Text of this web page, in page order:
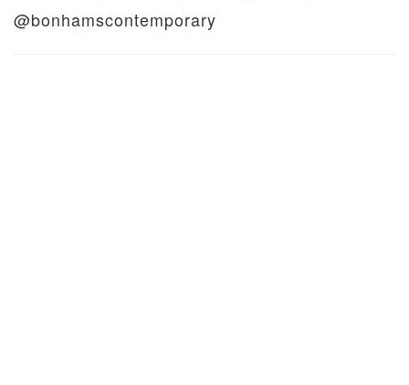
@bonhamscontemporary